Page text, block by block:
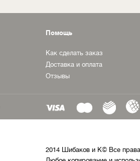
Помощь
Как сделать заказ
Доставка и оплата
Отзывы
2014 Шибаков и К© Все